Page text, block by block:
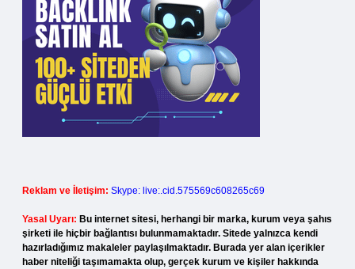
Reklam ve İletişim: Skype: live:.cid.575569c608265c69
Yasal Uyarı: Bu internet sitesi, herhangi bir marka, kurum veya şahıs
şirketi ile hiçbir bağlantısı bulunmamaktadır. Sitede yalnızca kendi
hazırladığımız makaleler paylaşılmaktadır. Burada yer alan içerikler
haber niteliği taşımamakta olup, gerçek kurum ve kişiler hakkında